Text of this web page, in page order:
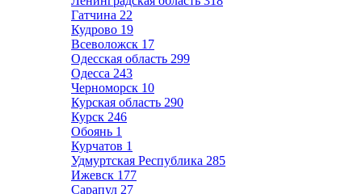
Гатчина 22
Кудрово 19
Всеволожск 17
Одесская область 299
Одесса 243
Черноморск 10
Курская область 290
Курск 246
Обоянь 1
Курчатов 1
Удмуртская Республика 285
Ижевск 177
Сарапул 27